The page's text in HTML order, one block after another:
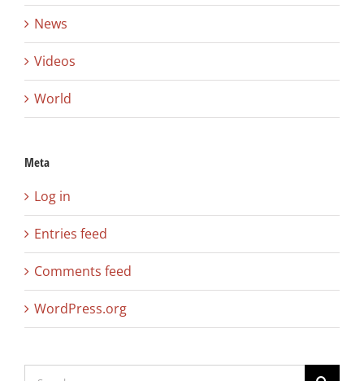
News
Videos
World
Meta
Log in
Entries feed
Comments feed
WordPress.org